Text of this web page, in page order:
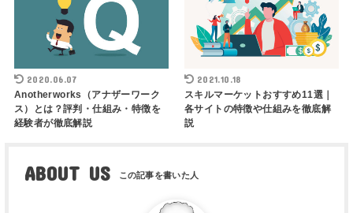
2020.06.07
Anotherworks（アナザーワーク
ス）とは？評判・仕組み・特徴を
経験者が徹底解説
2021.10.18
スキルマーケットおすすめ11選｜
各サイトの特徴や仕組みを徹底解
説
ABOUT US